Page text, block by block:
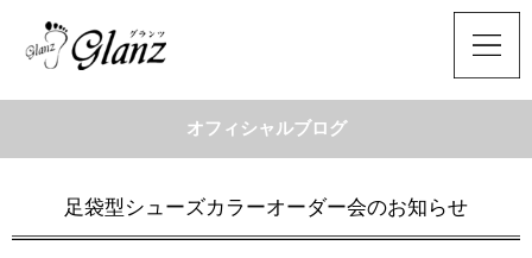
オフィシャルブログ
足袋型シューズカラーオーダー会のお知らせ